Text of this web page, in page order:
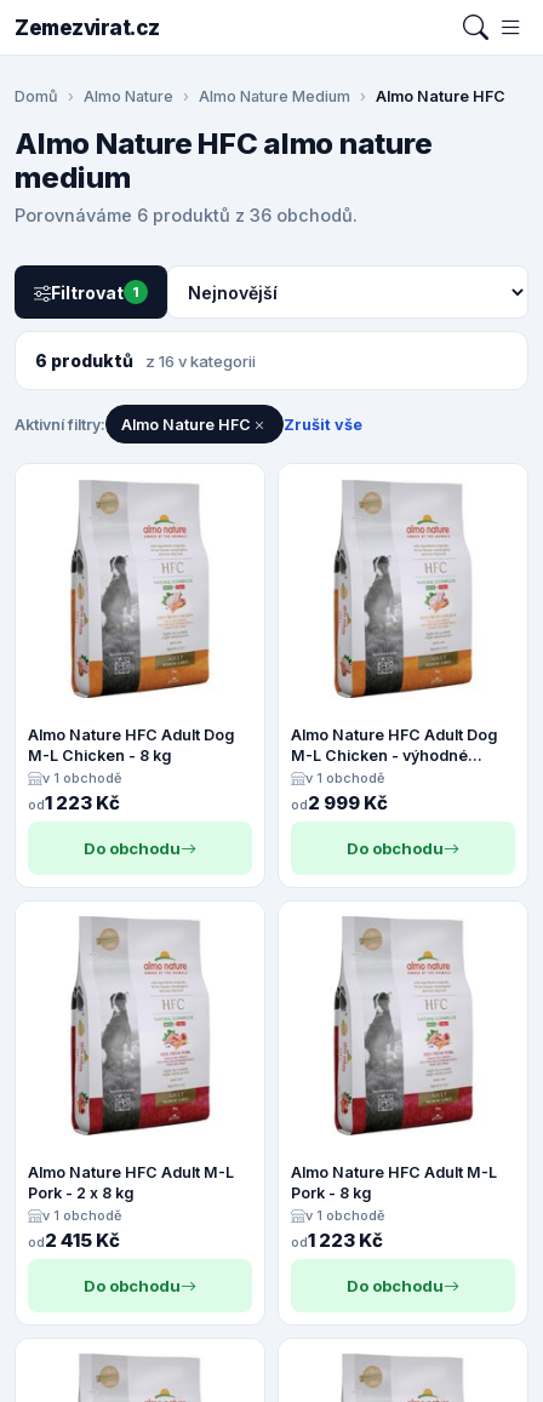
Zemezvirat.cz
Domů Almo Nature Almo Nature Medium Almo Nature HFC
Almo Nature HFC almo nature
medium
Porovnáváme 6 produktů z 36 obchodů.
Filtrovat 1
6 produktů z 16 v kategorii
Aktivní filtry: Almo Nature HFC Zrušit vše
Almo Nature HFC Adult Dog
M-L Chicken - 8 kg
v 1 obchodě
od1 223 Kč
Do obchodu
Almo Nature HFC Adult Dog
M-L Chicken - výhodné
balení: 2 x 8 kg
v 1 obchodě
od2 999 Kč
Do obchodu
Almo Nature HFC Adult M-L
Pork - 2 x 8 kg
v 1 obchodě
od2 415 Kč
Do obchodu
Almo Nature HFC Adult M-L
Pork - 8 kg
v 1 obchodě
od1 223 Kč
Do obchodu